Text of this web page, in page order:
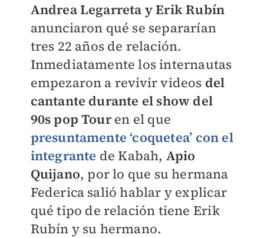
Andrea Legarreta y Erik Rubín
anunciaron qué se separarían
tres 22 años de relación.
Inmediatamente los internautas
empezaron a revivir videos del
cantante durante el show del
90s pop Touren el que
presuntamente ‘coquetea’ con el
integrante de Kabah, Apio
Quijano, por lo que su hermana
Federica salió hablar y explicar
qué tipo de relación tiene Erik
Rubín y su hermano.